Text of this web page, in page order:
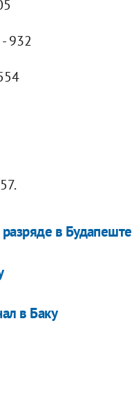
932
в Будапеште
в Баку